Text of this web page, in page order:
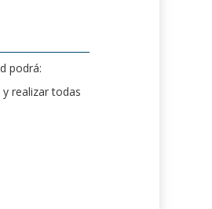
podrá:
realizar todas